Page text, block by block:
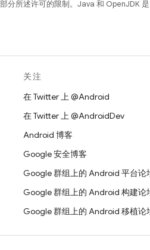
部分所述许可的限制。Java 和 OpenJDK
关注
在 Twitter 上 @Android
在 Twitter 上 @AndroidDev
Android 博客
Google 安全博客
Google 群组上的 Android 平台论
Google 群组上的 Android 构建论
Google 群组上的 Android 移植论